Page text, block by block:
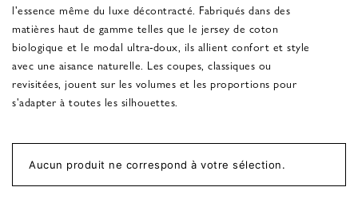
l'essence même du luxe décontracté. Fabriqués dans des
matières haut de gamme telles que le jersey de coton
biologique et le modal ultra-doux, ils allient confort et style
avec une aisance naturelle. Les coupes, classiques ou
revisitées, jouent sur les volumes et les proportions pour
s'adapter à toutes les silhouettes.
Aucun produit ne correspond à votre sélection.